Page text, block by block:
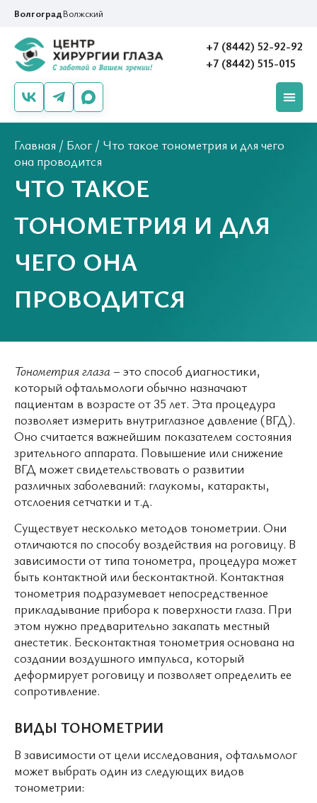
ВолгоградВолжский
+7 (8442) 52-92-92
+7 (8442) 515-015
Главная / Блог / Что такое тонометрия и для чего
она проводится
ЧТО ТАКОЕ
ТОНОМЕТРИЯ И ДЛЯ
ЧЕГО ОНА
ПРОВОДИТСЯ
Тонометрия глаза– это способ диагностики,
который офтальмологи обычно назначают
пациентам в возрасте от 35 лет. Эта процедура
позволяет измерить внутриглазное давление (ВГД).
Оно считается важнейшим показателем состояния
зрительного аппарата. Повышение или снижение
ВГД может свидетельствовать о развитии
различных заболеваний: глаукомы, катаракты,
отслоения сетчатки и т.д.
Существует несколько методов тонометрии. Они
отличаются по способу воздействия на роговицу. В
зависимости от типа тонометра, процедура может
быть контактной или бесконтактной. Контактная
тонометрия подразумевает непосредственное
прикладывание прибора к поверхности глаза. При
этом нужно предварительно закапать местный
анестетик. Бесконтактная тонометрия основана на
создании воздушного импульса, который
деформирует роговицу и позволяет определить ее
сопротивление.
ВИДЫ ТОНОМЕТРИИ
В зависимости от цели исследования, офтальмолог
может выбрать один из следующих видов
тонометрии: